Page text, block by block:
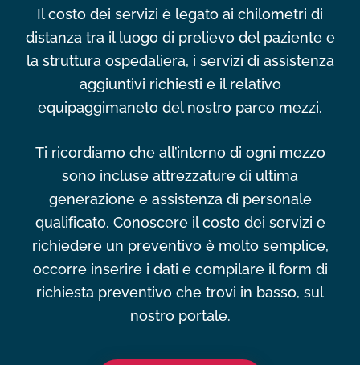
Il costo dei servizi è legato ai chilometri di
distanza tra il luogo di prelievo del paziente e
la struttura ospedaliera, i servizi di assistenza
aggiuntivi richiesti e il relativo
equipaggimaneto del nostro parco mezzi.
Ti ricordiamo che all’interno di ogni mezzo
sono incluse attrezzature di ultima
generazione e assistenza di personale
qualificato. Conoscere il costo dei servizi e
richiedere un preventivo è molto semplice,
occorre inserire i dati e compilare il form di
richiesta preventivo che trovi in basso, sul
nostro portale.